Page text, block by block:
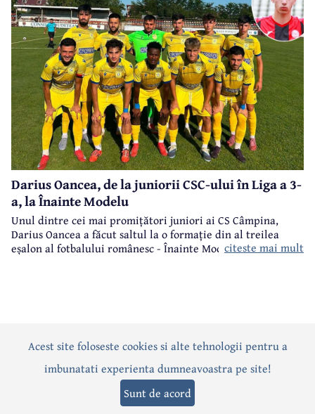
Darius Oancea, de la juniorii CSC-ului în Liga a 3-
a, la Înainte Modelu
Unul dintre cei mai promițători juniori ai CS Câmpina,
Darius Oancea a făcut saltul la o formație din al treilea
eșalon al fotbalului românesc - Înainte Modelu, din județul
citeste mai mult
ActualitatePoliticăSocialEvenimentInterviuri
Editorial Sport Anunțuri
Acest site foloseste cookies si alte tehnologii pentru a
imbunatati experienta dumneavoastra pe site!
Sunt de acord